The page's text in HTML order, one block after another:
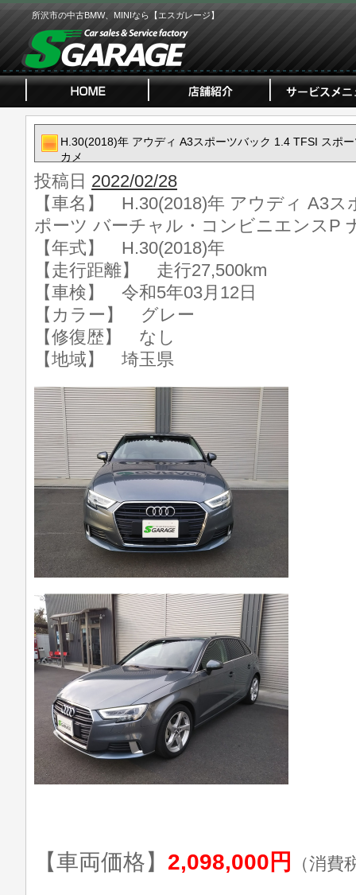
所沢市の中古BMW、MINIなら【エスガレージ】
H.30(2018)年 アウディ A3スポーツバック 1.4 TFSI スポ
カメ
投稿日 2022/02/28
【車名】 H.30(2018)年 アウディ A3ス
ポーツ バーチャル・コンビニエンスP
【年式】 H.30(2018)年
【走行距離】 走行27,500km
【車検】 令和5年03月12日
【カラー】 グレー
【修復歴】 なし
【地域】 埼玉県
【車両価格】 2,098,000円 （消費